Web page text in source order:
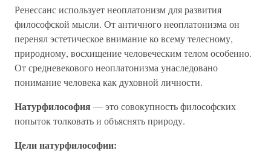
Ренессанс использует неоплатонизм для развития
философской мысли. От античного неоплатонизма он
перенял эстетическое внимание ко всему телесному,
природному, восхищение человеческим телом особенно.
От средневекового неоплатонизма унаследовано
понимание человека как духовной личности.
Натурфилософия — это совокупность философских
попыток толковать и объяснять природу.
Цели натурфилософии: